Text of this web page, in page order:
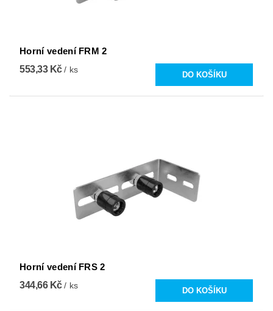
Horní vedení FRM 2
553,33 Kč/ ks
Horní vedení FRS 2
344,66 Kč/ ks